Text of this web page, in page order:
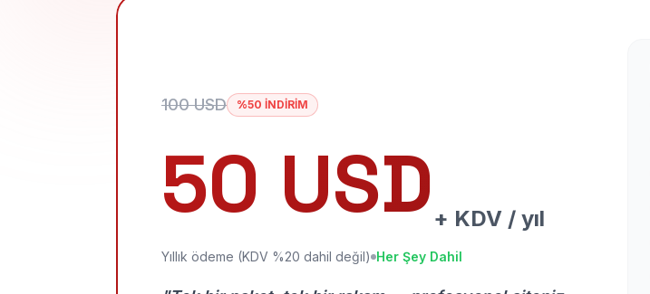
100 USD %50 İNDİRİM
50 USD + KDV / yıl
Yıllık ödeme (KDV %20 dahil değil) Her Şey Dahil